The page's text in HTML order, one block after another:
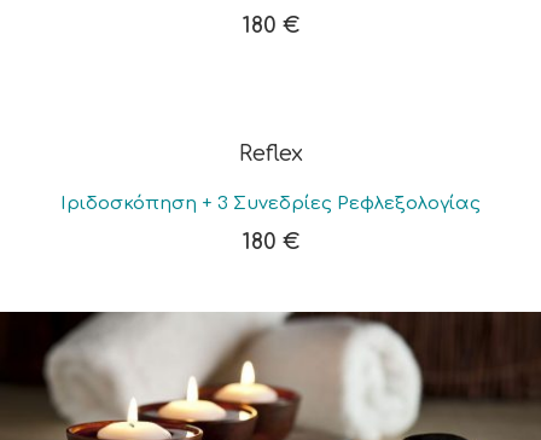
180 €
Reflex
Ιριδοσκόπηση + 3 Συνεδρίες Ρεφλεξολογίας
180 €